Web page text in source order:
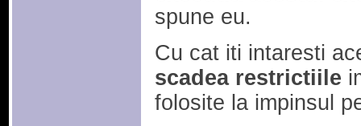
spune eu.
Cu cat iti intaresti
scadea restrictiile
folosite la impinsul